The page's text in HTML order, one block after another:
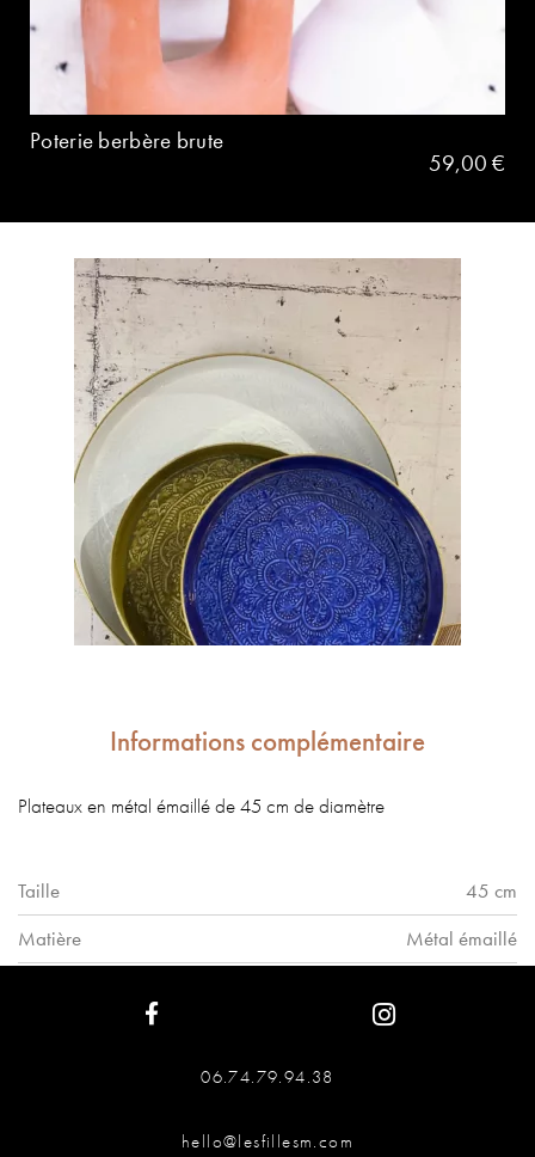
Poterie berbère brute
59,00 €
Informations complémentaire
Plateaux en métal émaillé de 45 cm de diamètre
Taille
45 cm
Matière
Métal émaillé
06.74.79.94.38
hello@lesfillesm.com